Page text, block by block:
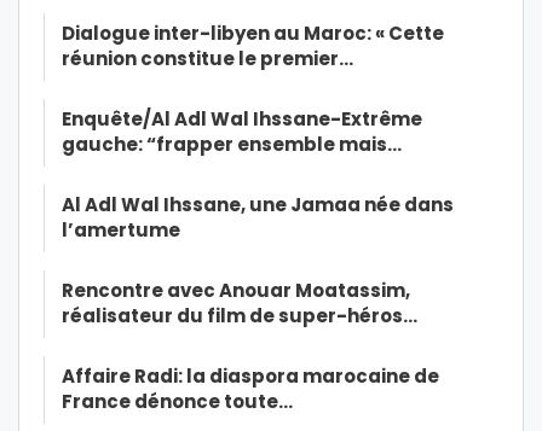
Dialogue inter-libyen au Maroc: « Cette
réunion constitue le premier…
Enquête/Al Adl Wal Ihssane-Extrême
gauche: “frapper ensemble mais…
Al Adl Wal Ihssane, une Jamaa née dans
l’amertume
Rencontre avec Anouar Moatassim,
réalisateur du film de super-héros…
Affaire Radi: la diaspora marocaine de
France dénonce toute…